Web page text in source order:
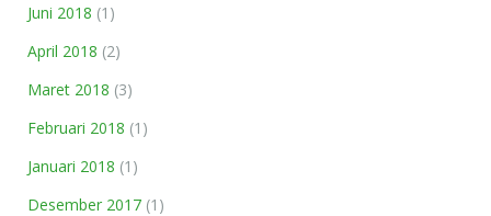
Juni 2018 (1)
April 2018 (2)
Maret 2018 (3)
Februari 2018 (1)
Januari 2018 (1)
Desember 2017 (1)